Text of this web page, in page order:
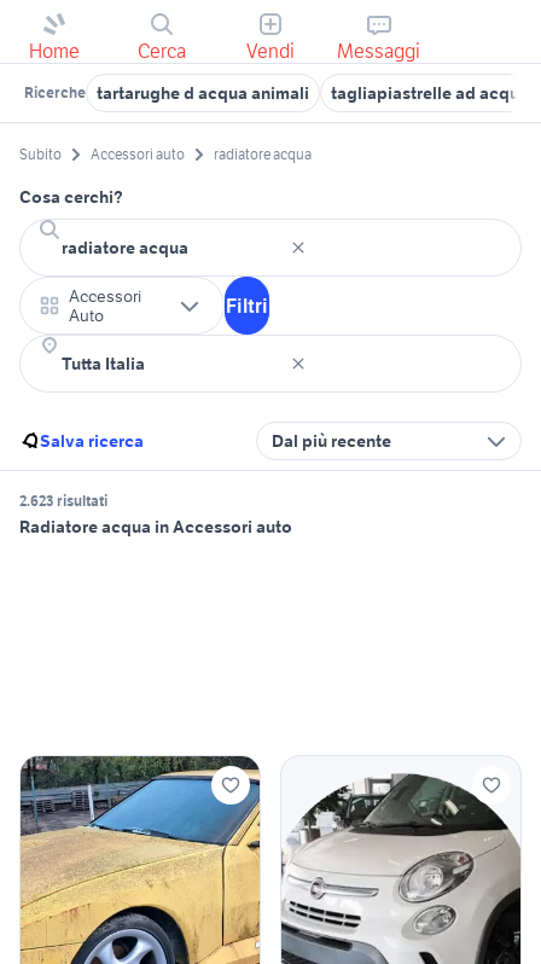
Home Cerca Vendi Messaggi
Ricerche tartarughe d acqua animali tagliapiastrelle ad acqua
Subito Accessori auto radiatore acqua
Cosa cerchi?
Accessori
Auto
Filtri
Salva ricerca Dal più recente
2.623 risultati
Radiatore acqua in Accessori auto